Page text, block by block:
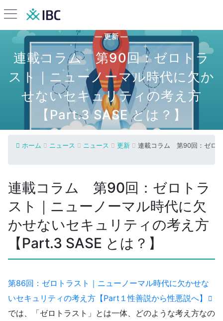
— 更新 —
連載コラム 第90回：ゼロトラ
スト｜ニューノーマル時代に欠か
せないセキュリティの考え方
【Part.3 SASE とは？】
ホーム ニュース ニュース 更新 連載コラム 第90回：ゼロト
連載コラム 第90回：ゼロトラ
スト｜ニューノーマル時代に欠
かせないセキュリティの考え方
【Part.3 SASE とは？】
第86回：ゼロトラスト｜ニューノーマル時代に欠かせな
いセキュリティの考え方【Part１性善説から性悪説へ】
では、「ゼロトラスト」とは一体、どのような考え方なの